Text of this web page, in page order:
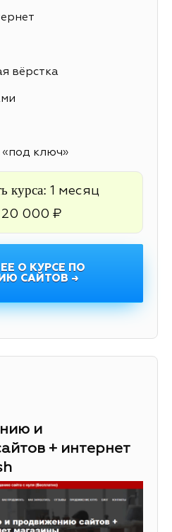
вёрстка
«под ключ»
курса: 1 месяц
20 000 ₽
О КУРСЕ ПО
САЙТОВ →
и
+ интернет